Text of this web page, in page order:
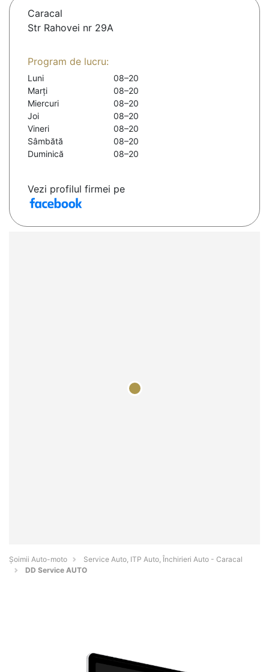
Caracal
Str Rahovei nr 29A
Program de lucru:
Luni
08–20
Marți
08–20
Miercuri
08–20
Joi
08–20
Vineri
08–20
Sâmbătă
08–20
Duminică
08–20
Vezi profilul firmei pe
Șoimii Auto-moto
Service Auto, ITP Auto, Închirieri Auto - Caracal
DD Service AUTO